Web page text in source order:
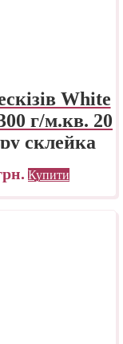
White
г/м.кв. 20
склейка
Купити